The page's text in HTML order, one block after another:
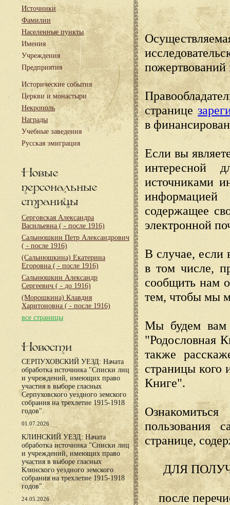
Источники
Фамилии
Населенные пункты
Имения
Учреждения
Предприятия
Исторические события
Церкви и монастыри
Некрополь
Награды
Учебные заведения
Русская эмиграция
Новые
персональные
страницы
Серговская Александра
Васильевна ( - после 1916)
Сальнюшкин Петр Александрович
( - после 1916)
(Сальнюшкина) Екатерина
Егоровна ( - после 1916)
Сальнюшкин Александр
Сергеевич ( - до 1916)
(Морошкина) Клавдия
Харитоновна ( - после 1916)
все страницы
Новости
СЕРПУХОВСКИЙ УЕЗД: Начата
обработка источника "Списки лиц
и учреждений, имеющих право
участия в выборе гласных
Серпуховского уездного земского
собрания на трехлетие 1915-1918
годов".
01.07.2026
КЛИНСКИЙ УЕЗД: Начата
обработка источника "Списки лиц
и учреждений, имеющих право
участия в выборе гласных
Клинского уездного земского
собрания на трехлетие 1915-1918
годов".
24.05.2026
пожертвований
странице
в
Если вы
интересной
источниками
содержащее
электронной
В случае, если
в том числе,
сообщить нам
тем, чтобы мы
Мы будем вам
"Родословная
также
страницы кого
Книге".
пользования
странице,
ДЛЯ
после